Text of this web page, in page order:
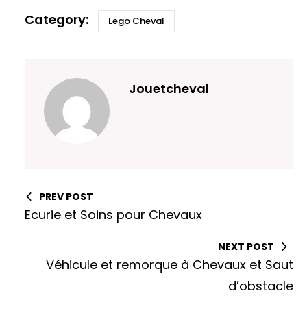
Lego Cheval
Jouetcheval
PREV POST
Ecurie et Soins pour Chevaux
NEXT POST
Véhicule et remorque à Chevaux et Saut
d’obstacle